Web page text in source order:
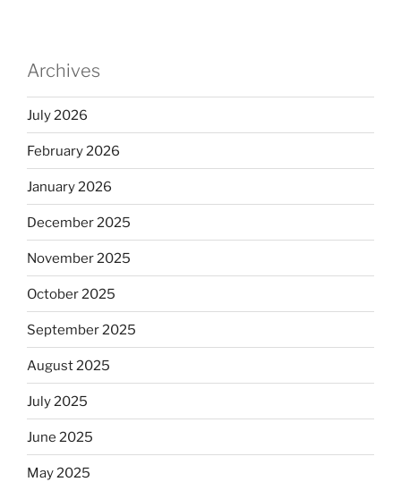
Archives
July 2026
February 2026
January 2026
December 2025
November 2025
October 2025
September 2025
August 2025
July 2025
June 2025
May 2025